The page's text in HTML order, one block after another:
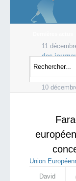
Productions
nos
11
des
11
alimentaire
10
Union
David